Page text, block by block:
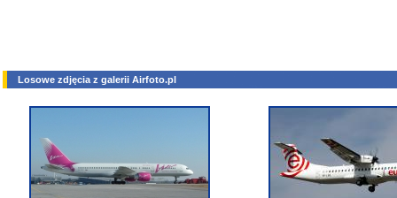
Losowe zdjęcia z galerii Airfoto.pl